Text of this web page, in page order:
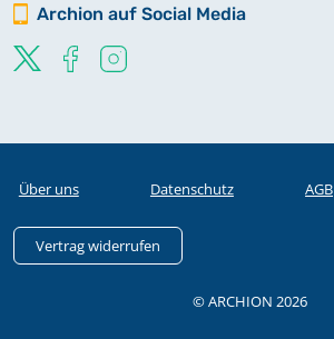
Archion auf Social Media
Über uns Datenschutz AGB
Vertrag widerrufen
© ARCHION 2026